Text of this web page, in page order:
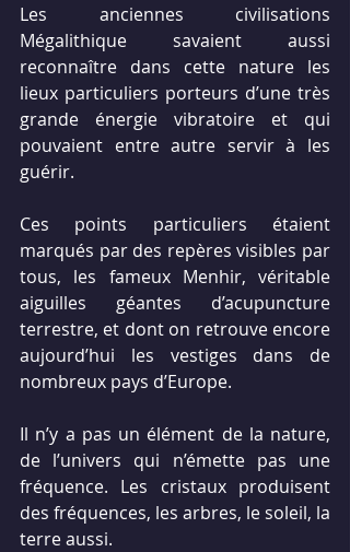
Les anciennes civilisations
Mégalithique savaient aussi
reconnaître dans cette nature les
lieux particuliers porteurs d’une très
grande énergie vibratoire et qui
pouvaient entre autre servir à les
guérir.
Ces points particuliers étaient
marqués par des repères visibles par
tous, les fameux Menhir, véritable
aiguilles géantes d’acupuncture
terrestre, et dont on retrouve encore
aujourd’hui les vestiges dans de
nombreux pays d’Europe.
Il n’y a pas un élément de la nature,
de l’univers qui n’émette pas une
fréquence. Les cristaux produisent
des fréquences, les arbres, le soleil, la
terre aussi.